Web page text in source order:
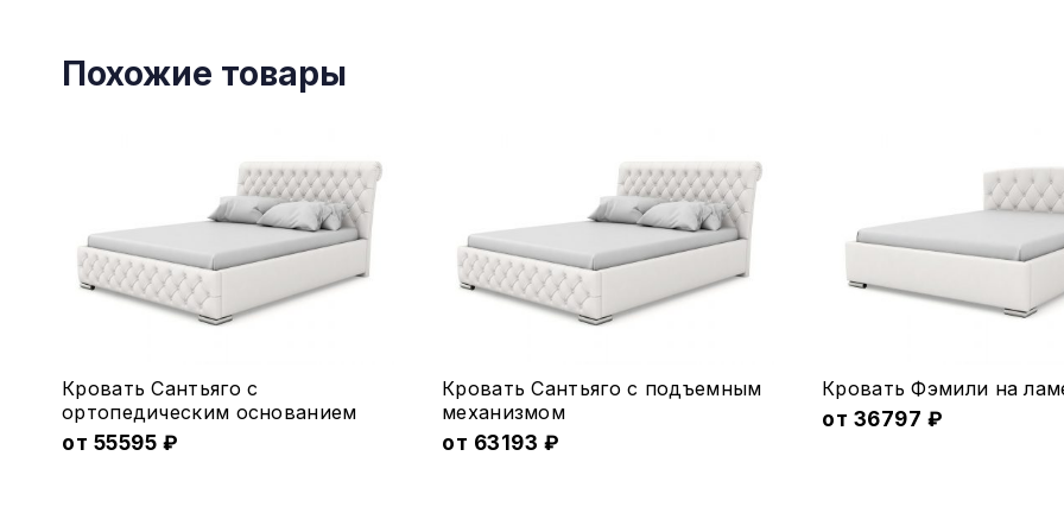
Похожие товары
Этот
товар
имеет
Кровать Сантьяго с
ортопедическим основанием
от 55595 ₽
Этот
товар
имеет
Кровать Сантьяго с подъемным
меxанизмом
от 63193 ₽
Этот
товар
Кровать Фэмили на
от 36797 ₽